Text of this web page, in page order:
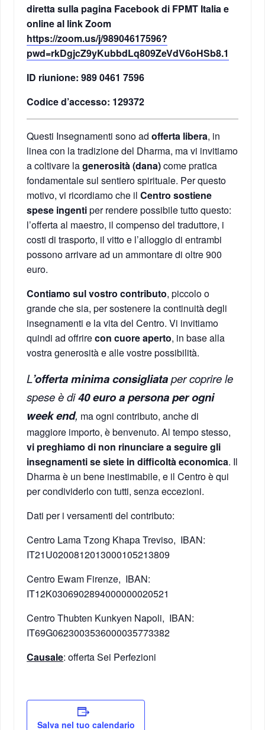
diretta sulla pagina Facebook di FPMT Italia e
online al link Zoom
https://zoom.us/j/98904617596?
pwd=rkDgjcZ9yKubbdLq809ZeVdV6oHSb8.1
ID riunione: 989 0461 7596
Codice d’accesso: 129372
Questi Insegnamenti sono adofferta libera, in
linea con la tradizione del Dharma, ma vi invitiamo
a coltivare lagenerosità (dana)come pratica
fondamentale sul sentiero spirituale. Per questo
motivo, vi ricordiamo che ilCentro sostiene
spese ingentiper rendere possibile tutto questo:
l’offerta al maestro, il compenso del traduttore, i
costi di trasporto, il vitto e l’alloggio di entrambi
possono arrivare ad un ammontare di oltre 900
euro.
Contiamo sul vostro contributo, piccolo o
grande che sia, per sostenere la continuità degli
insegnamenti e la vita del Centro. Vi invitiamo
quindi ad offrirecon cuore aperto, in base alla
vostra generosità e alle vostre possibilità.
L’offerta minima consigliataper coprire le
spese è di40 euro a persona per ogni
week end, ma ogni contributo, anche di
maggiore importo, è benvenuto. Al tempo stesso,
vi preghiamo di non rinunciare a seguire gli
insegnamenti se siete in difficoltà economica. Il
Dharma è un bene inestimabile, e il Centro è qui
per condividerlo con tutti, senza eccezioni.
Dati per i versamenti del contributo:
Centro Lama Tzong Khapa Treviso, IBAN:
IT21U0200812013000105213809
Centro Ewam Firenze, IBAN:
IT12K0306902894000000020521
Centro Thubten Kunkyen Napoli, IBAN:
IT69G0623003536000035773382
Causale: offerta Sei Perfezioni
Salva nel tuo calendario